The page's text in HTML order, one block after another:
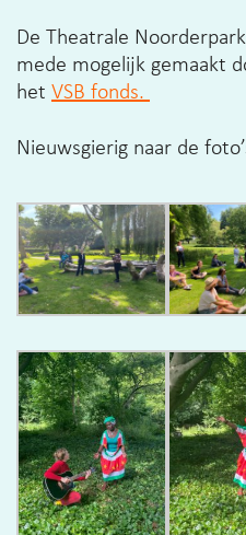
De Theatrale
mede mogelijk gemaakt
het VSB fonds. ​
Nieuwsgierig naar de